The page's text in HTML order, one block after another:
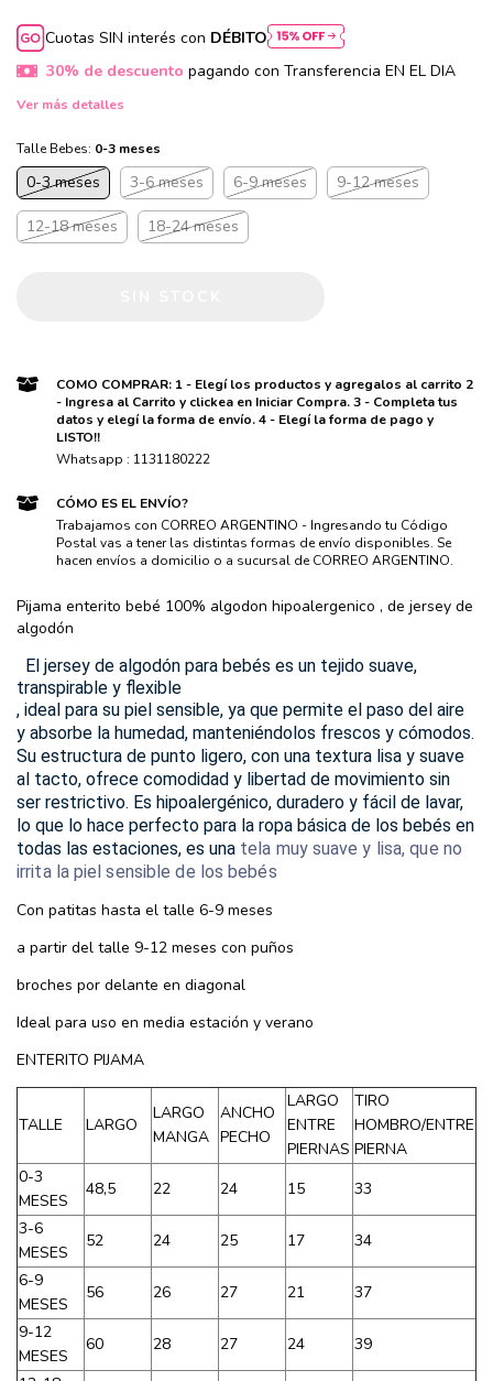
Cuotas SIN interés con DÉBITO
30% de descuento pagando con Transferencia EN EL DIA
Ver más detalles
Talle Bebes: 0-3 meses
0-3 meses 3-6 meses 6-9 meses 9-12 meses
12-18 meses 18-24 meses
COMO COMPRAR: 1 - Elegí los productos y agregalos al carrito 2
- Ingresa al Carrito y clickea en Iniciar Compra. 3 - Completa tus
datos y elegí la forma de envío. 4 - Elegí la forma de pago y
LISTO!!
Whatsapp : 1131180222
CÓMO ES EL ENVÍO?
Trabajamos con CORREO ARGENTINO - Ingresando tu Código
Postal vas a tener las distintas formas de envío disponibles. Se
hacen envíos a domicilio o a sucursal de CORREO ARGENTINO.
Pijama enterito bebé 100% algodon hipoalergenico , de jersey de
algodón
El jersey de algodón para bebés es un tejido suave,
transpirable y flexible
, ideal para su piel sensible, ya que permite el paso del aire
y absorbe la humedad, manteniéndolos frescos y cómodos.
Su estructura de punto ligero, con una textura lisa y suave
al tacto, ofrece comodidad y libertad de movimiento sin
ser restrictivo. Es hipoalergénico, duradero y fácil de lavar,
lo que lo hace perfecto para la ropa básica de los bebés en
todas las estaciones, es una tela muy suave y lisa, que no
irrita la piel sensible de los bebés
Con patitas hasta el talle 6-9 meses
a partir del talle 9-12 meses con puños
broches por delante en diagonal
Ideal para uso en media estación y verano
ENTERITO PIJAMA
TALLE LARGO
LARGO
MANGA
ANCHO
PECHO
LARGO
ENTRE
PIERNAS
TIRO
HOMBRO/ENTRE
PIERNA
0-3
MESES
48,5 22 24 15
33
3-6
MESES
52 24 25 17
34
6-9
MESES
56 26 27 21
37
9-12
MESES
60 28 27 24
39